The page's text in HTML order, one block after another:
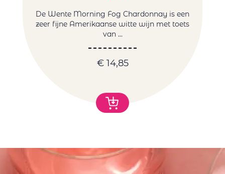
De Wente Morning Fog Chardonnay is een
zeer fijne Amerikaanse witte wijn met toets
van ...
€14,85